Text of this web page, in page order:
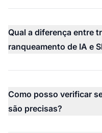
Qual a diferença entre
ranqueamento de IA e
Como posso verificar
são precisas?